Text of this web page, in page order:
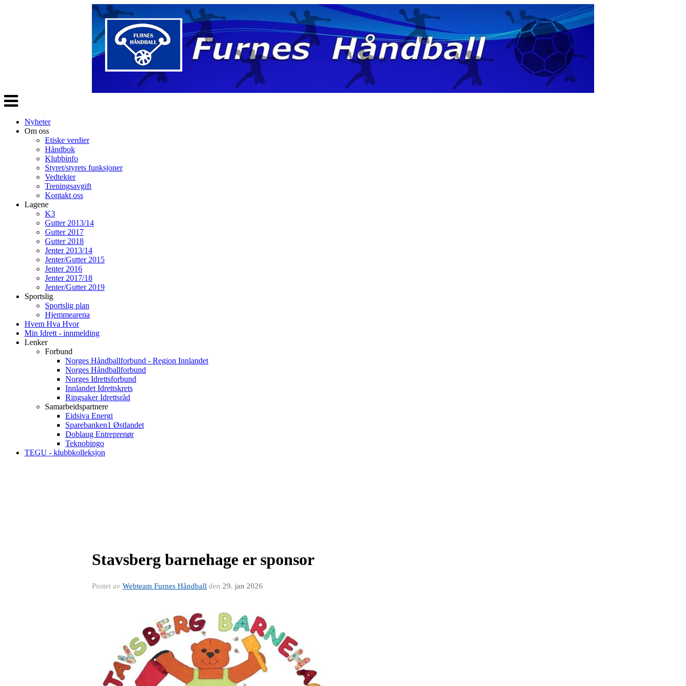
Veksle
navigasjon
Nyheter
Om oss
Etiske verdier
Håndbok
Klubbinfo
Styret/styrets funksjoner
Vedtekter
Treningsavgift
Kontakt oss
Lagene
K3
Gutter 2013/14
Gutter 2017
Gutter 2018
Jenter 2013/14
Jenter/Gutter 2015
Jenter 2016
Jenter 2017/18
Jenter/Gutter 2019
Sportslig
Sportslig plan
Hjemmearena
Hvem Hva Hvor
Min Idrett - innmelding
Lenker
Forbund
Norges Håndballforbund - Region Innlandet
Norges Håndballforbund
Norges Idrettsforbund
Innlandet Idrettskrets
Ringsaker Idrettsråd
Samarbeidspartnere
Eidsiva Energi
Sparebanken1 Østlandet
Doblaug Entreprenør
Teknobingo
TEGU - klubbkolleksjon
Stavsberg barnehage er sponsor
Postet av Webteam Furnes Håndball den 29. jan 2026